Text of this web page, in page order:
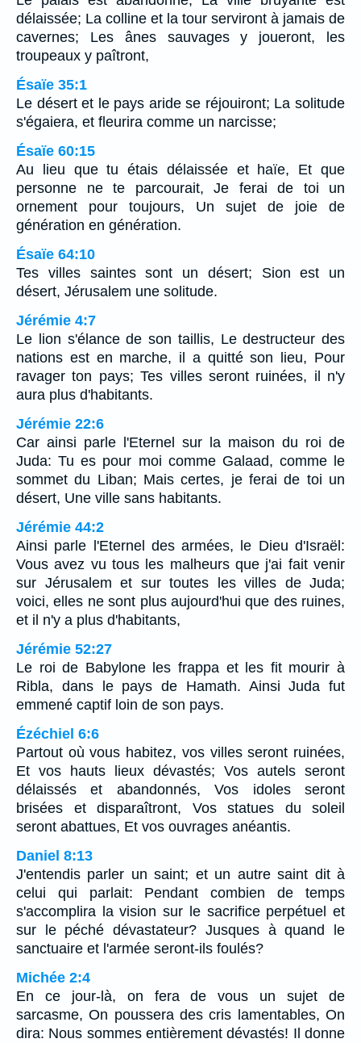
délaissée; La colline et la tour serviront à jamais de
cavernes; Les ânes sauvages y joueront, les
troupeaux y paîtront,
Ésaïe 35:1
Le désert et le pays aride se réjouiront; La solitude
s'égaiera, et fleurira comme un narcisse;
Ésaïe 60:15
Au lieu que tu étais délaissée et haïe, Et que
personne ne te parcourait, Je ferai de toi un
ornement pour toujours, Un sujet de joie de
génération en génération.
Ésaïe 64:10
Tes villes saintes sont un désert; Sion est un
désert, Jérusalem une solitude.
Jérémie 4:7
Le lion s'élance de son taillis, Le destructeur des
nations est en marche, il a quitté son lieu, Pour
ravager ton pays; Tes villes seront ruinées, il n'y
aura plus d'habitants.
Jérémie 22:6
Car ainsi parle l'Eternel sur la maison du roi de
Juda: Tu es pour moi comme Galaad, comme le
sommet du Liban; Mais certes, je ferai de toi un
désert, Une ville sans habitants.
Jérémie 44:2
Ainsi parle l'Eternel des armées, le Dieu d'Israël:
Vous avez vu tous les malheurs que j'ai fait venir
sur Jérusalem et sur toutes les villes de Juda;
voici, elles ne sont plus aujourd'hui que des ruines,
et il n'y a plus d'habitants,
Jérémie 52:27
Le roi de Babylone les frappa et les fit mourir à
Ribla, dans le pays de Hamath. Ainsi Juda fut
emmené captif loin de son pays.
Ézéchiel 6:6
Partout où vous habitez, vos villes seront ruinées,
Et vos hauts lieux dévastés; Vos autels seront
délaissés et abandonnés, Vos idoles seront
brisées et disparaîtront, Vos statues du soleil
seront abattues, Et vos ouvrages anéantis.
Daniel 8:13
J'entendis parler un saint; et un autre saint dit à
celui qui parlait: Pendant combien de temps
s'accomplira la vision sur le sacrifice perpétuel et
sur le péché dévastateur? Jusques à quand le
sanctuaire et l'armée seront-ils foulés?
Michée 2:4
En ce jour-là, on fera de vous un sujet de
sarcasme, On poussera des cris lamentables, On
dira: Nous sommes entièrement dévastés! Il donne